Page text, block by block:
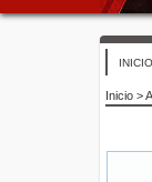
INICIO
Inicio >